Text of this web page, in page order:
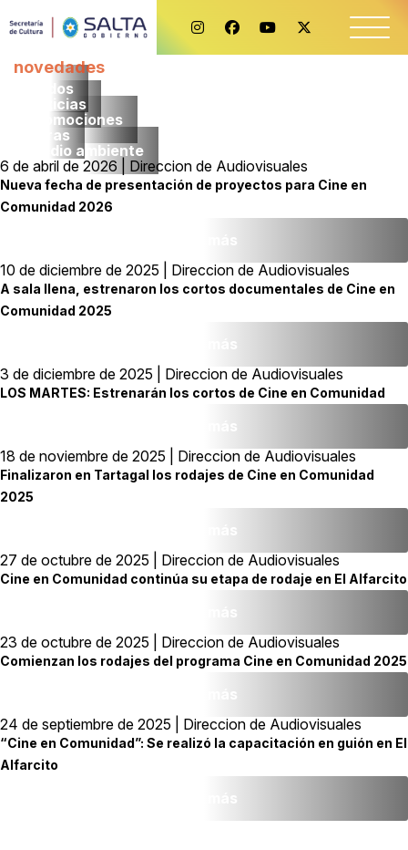
novedades
Todos
noticias
promociones
obras
medio ambiente
6 de abril de 2026 | Direccion de Audiovisuales
Nueva fecha de presentación de proyectos para Cine en
Comunidad 2026
10 de diciembre de 2025 | Direccion de Audiovisuales
A sala llena, estrenaron los cortos documentales de Cine en
Comunidad 2025
3 de diciembre de 2025 | Direccion de Audiovisuales
LOS MARTES: Estrenarán los cortos de Cine en Comunidad
18 de noviembre de 2025 | Direccion de Audiovisuales
Finalizaron en Tartagal los rodajes de Cine en Comunidad
2025
27 de octubre de 2025 | Direccion de Audiovisuales
Cine en Comunidad continúa su etapa de rodaje en El Alfarcito
23 de octubre de 2025 | Direccion de Audiovisuales
Comienzan los rodajes del programa Cine en Comunidad 2025
24 de septiembre de 2025 | Direccion de Audiovisuales
“Cine en Comunidad”: Se realizó la capacitación en guión en El
Alfarcito